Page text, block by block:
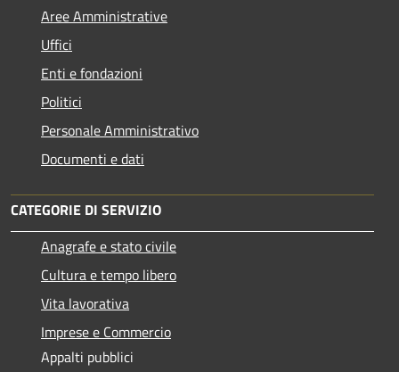
Aree Amministrative
Uffici
Enti e fondazioni
Politici
Personale Amministrativo
Documenti e dati
CATEGORIE DI SERVIZIO
Anagrafe e stato civile
Cultura e tempo libero
Vita lavorativa
Imprese e Commercio
Appalti pubblici